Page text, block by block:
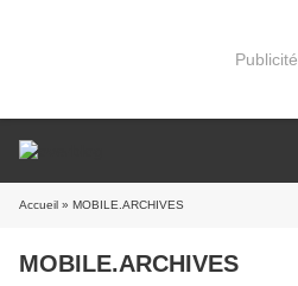
Publicité
Accueil » MOBILE.ARCHIVES
MOBILE.ARCHIVES